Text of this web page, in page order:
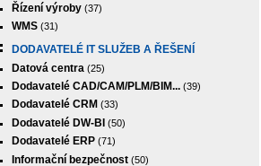
Řízení výroby(37)
WMS(31)
DODAVATELÉ IT SLUŽEB A ŘEŠENÍ
Datová centra (25)
Dodavatelé CAD/CAM/PLM/BIM...(39)
Dodavatelé CRM (33)
Dodavatelé DW-BI (50)
Dodavatelé ERP(71)
Informační bezpečnost(50)